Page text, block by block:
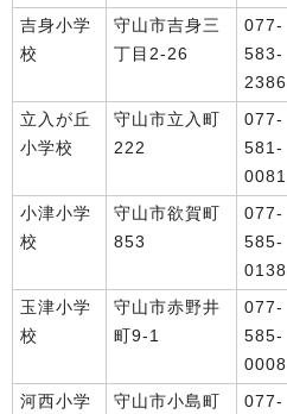
吉身小学
校
守山市吉身三
丁目2-26
077-
583-
2386
立入が丘
小学校
守山市立入町
222
077-
581-
0081
小津小学
校
守山市欲賀町
853
077-
585-
0138
玉津小学
校
守山市赤野井
町9-1
077-
585-
0008
河西小学
守山市小島町
077-